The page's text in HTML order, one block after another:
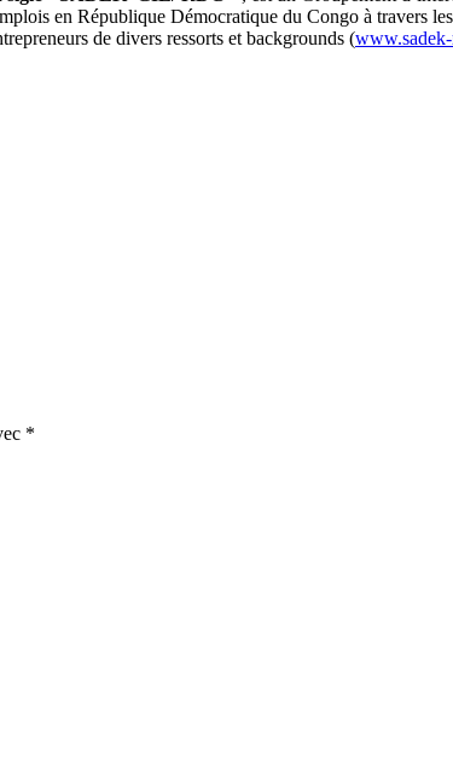
en République Démocratique du Congo à travers
de divers ressorts et backgrounds (
*